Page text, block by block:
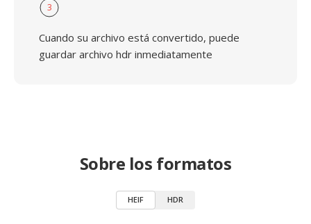
3
Cuando su archivo está convertido, puede
guardar archivo hdr inmediatamente
Sobre los formatos
HEIF HDR